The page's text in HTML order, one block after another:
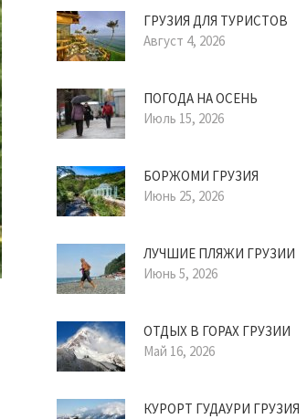
ГРУЗИЯ ДЛЯ ТУРИСТОВ
Август 4, 2026
ПОГОДА НА ОСЕНЬ
Июль 15, 2026
БОРЖОМИ ГРУЗИЯ
Июнь 25, 2026
ЛУЧШИЕ ПЛЯЖИ ГРУЗИИ
Июнь 5, 2026
ОТДЫХ В ГОРАХ ГРУЗИИ
Май 16, 2026
КУРОРТ ГУДАУРИ ГРУЗИЯ